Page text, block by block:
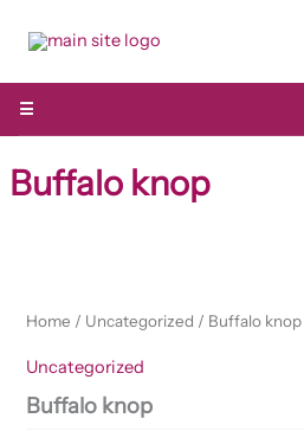
naar
inhoud
☰
Buffalo knop
Home / Uncategorized / Buffalo knop
Uncategorized
Buffalo knop